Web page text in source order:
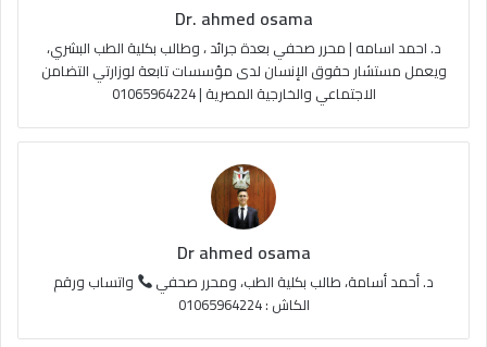
e
ا
م
م
و
ق
ع
R
S
S
Dr. ahmed osama
د. احمد اسامه | محرر صحفي بعدة جرائد ، وطالب بكلية الطب البشري،
ويعمل مستشار حقوق الإنسان لدى مؤسسات تابعة لوزارتي التضامن
الاجتماعي والخارجية المصرية | 01065964224
Dr ahmed osama
د. أحمد أسامة، طالب بكلية الطب، ومحرر صحفي
واتساب ورقم
الكاش : 01065964224